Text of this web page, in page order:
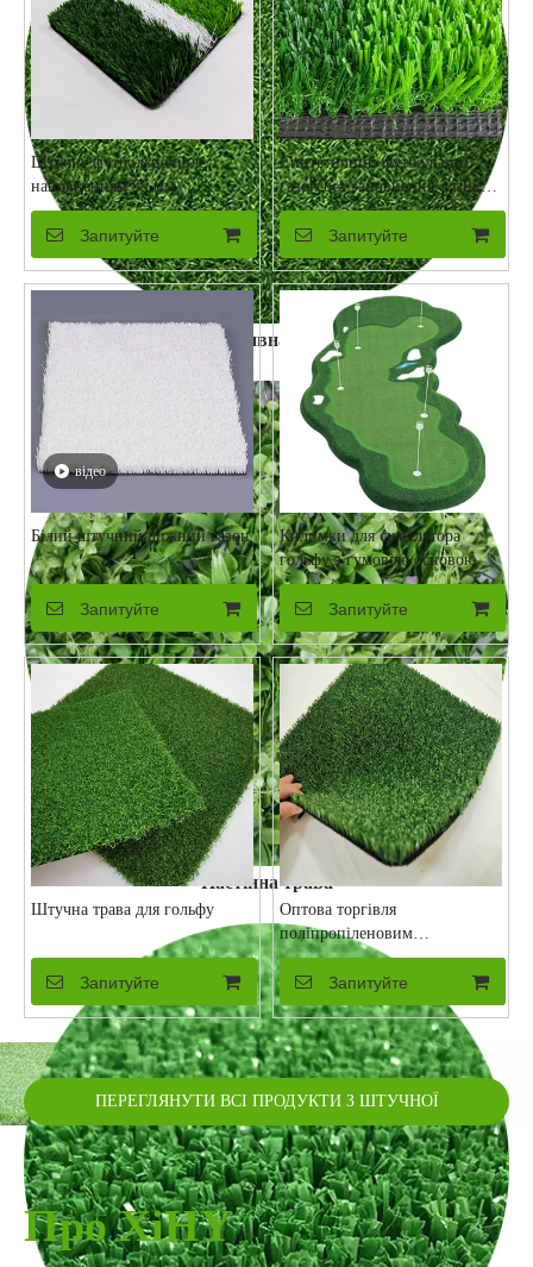
Спортивна трава
Настінна трава
Штучне футбольне поле з
наповненням 55 мм
Запитуйте
Синтетичний футбольний
газон без заповнення, стійкий
до ультрафіолетового
випромінювання
Запитуйте
відео
Білий штучний лижний газон
Запитуйте
Килимки для симулятора
гольфу з гумовою основою
Запитуйте
Штучна трава для гольфу
Запитуйте
Оптова торгівля
поліпропіленовим
економічним будівельним
килимом із синтетичного
газону
Запитуйте
ПЕРЕГЛЯНУТИ ВСІ ПРОДУКТИ З ШТУЧНОЇ
ТРАВИ
Про XiHY